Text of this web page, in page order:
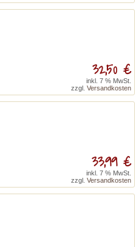
32,50 €
inkl. 7 % MwSt.
zzgl. Versandkosten
33,99 €
inkl. 7 % MwSt.
zzgl. Versandkosten